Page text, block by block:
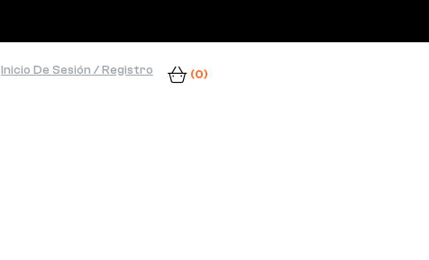
Inicio De Sesión / Registro (0)